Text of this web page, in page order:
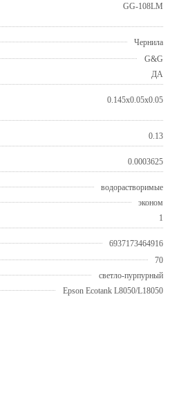
GG-108LM
Чернила
G&G
ДА
0.145x0.05x0.05
0.13
0.0003625
водорастворимые
эконом
1
6937173464916
70
светло-пурпурный
Epson Ecotank L8050/L18050